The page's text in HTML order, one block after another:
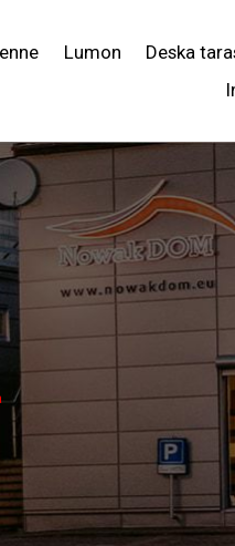
Lumon Deska